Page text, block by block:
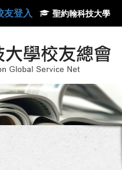
友登入 聖約翰科技大學